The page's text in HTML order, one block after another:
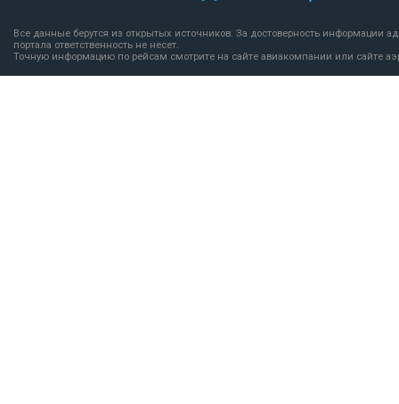
Все данные берутся из открытых источников. За достоверность информации
портала ответственность не несет.
Точную информацию по рейсам смотрите на сайте авиакомпании или сайте